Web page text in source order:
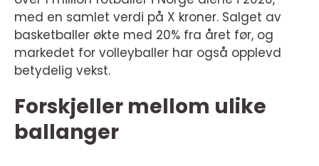
med en samlet verdi på X kroner. Salget av
basketballer økte med 20% fra året før, og
markedet for volleyballer har også opplevd
betydelig vekst.
Forskjeller mellom ulike
ballanger